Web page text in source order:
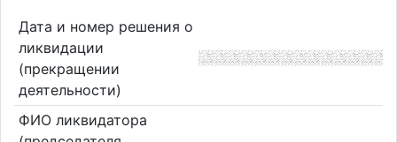
Дата и номер решения о
ликвидации
(прекращении
деятельности)
ФИО ликвидатора